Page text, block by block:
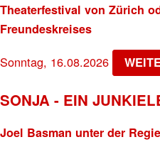
Theaterfestival von Zürich
Freundeskreises
Sonntag, 16.08.2026
SONJA - EIN
Joel Basman unter der